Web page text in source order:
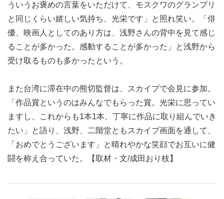
ういうお褒めの言葉をいただけて、モスクワのグランプリ
と同じくらい嬉しい気持ち、光栄です」と照れ笑い。「俳
優、映画人としてのあり方は、浅野さんの背中を見て感じ
ることが多かった。感動することが多かった」と浅野から
受け取るものも多かったという。
また台湾に滞在中の熊切監督は、スカイプで会見に参加。
「作品賞というのはみんなでもらった賞。光栄に思ってい
ますし、これからも1本1本、丁寧に作品に取り組んでいき
たい」と語り、浅野、二階堂ともスカイプ画面を通して、
「おめでとうございます」と晴れやかな笑顔でお互いに健
闘を称え合っていた。【取材・文/成田おり枝】